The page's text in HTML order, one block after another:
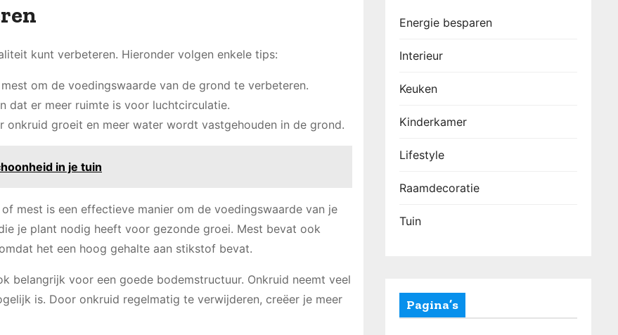
kunt verbeteren. Hieronder volgen enkele tips:
om de voedingswaarde van de grond te verbeteren.
dat er meer ruimte is voor luchtcirculatie.
groeit en meer water wordt vastgehouden in de grond.
in je tuin
mest is een effectieve manier om de voedingswaarde van je
je plant nodig heeft voor gezonde groei. Mest bevat ook
het een hoog gehalte aan stikstof bevat.
belangrijk voor een goede bodemstructuur. Onkruid neemt veel
is. Door onkruid regelmatig te verwijderen, creëer je meer
Energie besparen
Interieur
Keuken
Kinderkamer
Lifestyle
Raamdecoratie
Tuin
Pagina’s